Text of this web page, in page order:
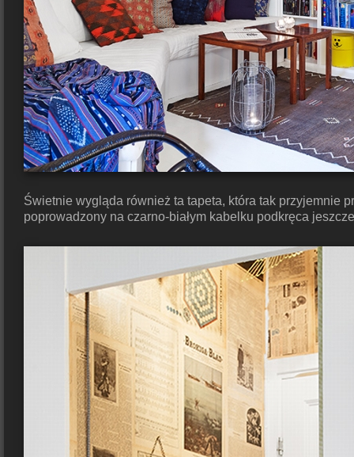
Świetnie wygląda również ta tapeta, która tak przyjemnie
poprowadzony na czarno-białym kabelku podkręca